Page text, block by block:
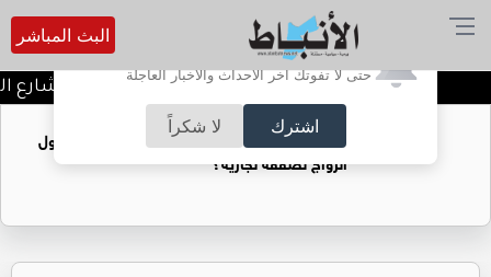
أترغب في تفعيل الإشعارات؟
حتى لا تفوتك آخر الأحداث والأخبار العاجلة
اشترك لا شكراً
البث المباشر
توقيف شبكات دعارة في شارع
فتيات يستغللنه لتحقيق مكاسب مادية.. هل تحول
الزواج لصفقة تجارية؟